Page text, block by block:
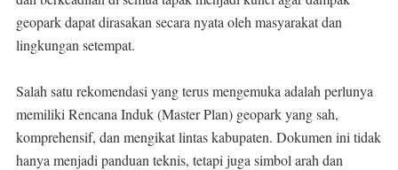
geopark dapat dirasakan secara nyata oleh masyarakat dan
lingkungan setempat.
Salah satu rekomendasi yang terus mengemuka adalah perlunya
memiliki Rencana Induk (Master Plan) geopark yang sah,
komprehensif, dan mengikat lintas kabupaten. Dokumen ini tidak
hanya menjadi panduan teknis, tetapi juga simbol arah dan